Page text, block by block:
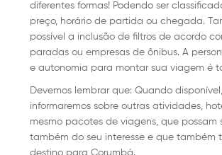
diferentes formas! Podendo ser
preço, horário de partida ou chegada.
possível a inclusão de filtros de acordo
paradas ou empresas de ônibus. A
e autonomia para montar sua viagem é
Devemos lembrar que: Quando
informaremos sobre outras atividades,
mesmo pacotes de viagens, que possam
também do seu interesse e que também
destino para Corumbá.